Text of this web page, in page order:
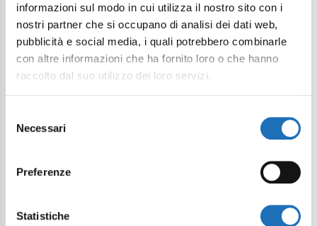
informazioni sul modo in cui utilizza il nostro sito con i
nostri partner che si occupano di analisi dei dati web,
pubblicità e social media, i quali potrebbero combinarle
con altre informazioni che ha fornito loro o che hanno
raccolto dal suo utilizzo dei loro servizi.
delNecessari
Preferenze
Statistiche